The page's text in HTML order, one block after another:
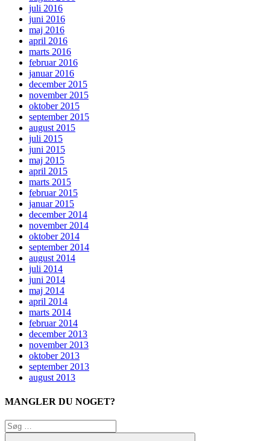
juli 2016
juni 2016
maj 2016
april 2016
marts 2016
februar 2016
januar 2016
december 2015
november 2015
oktober 2015
september 2015
august 2015
juli 2015
juni 2015
maj 2015
april 2015
marts 2015
februar 2015
januar 2015
december 2014
november 2014
oktober 2014
september 2014
august 2014
juli 2014
juni 2014
maj 2014
april 2014
marts 2014
februar 2014
december 2013
november 2013
oktober 2013
september 2013
august 2013
MANGLER DU NOGET?
Søg
efter: